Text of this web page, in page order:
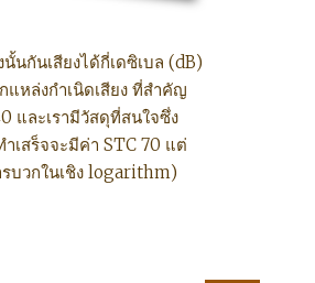
นกันเสียงได้กี่เดซิเบล (dB)
แหล่งกำเนิดเสียง ที่สำคัญ
และเรามีวัสดุที่สนใจซึ่ง
เสร็จจะมีค่า STC 70 แต่
รบวกในเชิง logarithm)